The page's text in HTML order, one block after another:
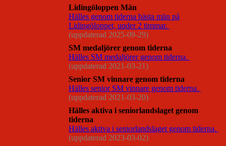
Lidingöloppen Män
Hälles genom tiderna bästa män på
Lidingöloppet, under 2 timmar.
(uppdaterad 2025-09-29)
SM medaljörer genom tiderna
Hälles SM medaljörer genom tiderna.
(uppdaterad 2021-03-21)
Senior SM vinnare genom tiderna
Hälles senior SM vinnare genom tiderna.
(uppdaterad 2021-03-20)
Hälles aktiva i seniorlandslaget genom
tiderna
Hälles aktiva i seniorlandslaget genom tiderna.
(uppdaterad 2023-03-02)